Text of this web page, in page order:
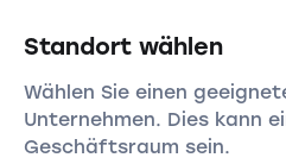
Standort wählen
Wählen Sie einen
Unternehmen. Dies kann
Geschäftsraum sein.